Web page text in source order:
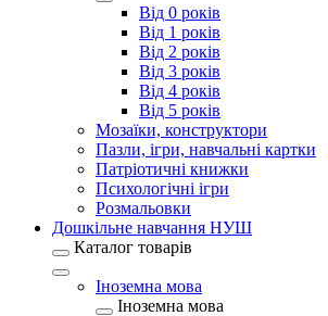
Від 0 років
Від 1 років
Від 2 років
Від 3 років
Від 4 років
Від 5 років
Мозаїки, конструктори
Пазли, ігри, навчальні картки
Патріотичні книжки
Психологічні ігри
Розмальовки
Дошкільне навчання НУШ
Каталог товарів
Іноземна мова
Іноземна мова